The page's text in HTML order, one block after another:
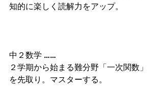
知的に楽しく読解力をアップ。
中２数学 ……
２学期から始まる難分野「一次関数」
を先取り。マスターする。